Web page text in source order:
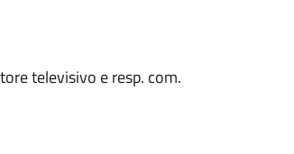
televisivo e resp. com.